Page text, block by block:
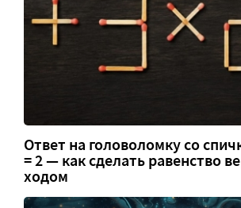
Ответ на головоломку со
= 2 — как сделать равенство
ходом